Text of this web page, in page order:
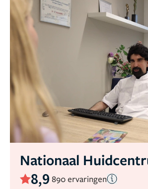
Nationaal
8,9 890 ervaringen